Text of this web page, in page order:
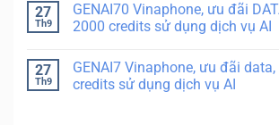
27
Th9
GENAI70 Vinaphone, ưu đãi
2000 credits sử dụng dịch vụ AI
27
Th9
GENAI7 Vinaphone, ưu đãi
credits sử dụng dịch vụ AI